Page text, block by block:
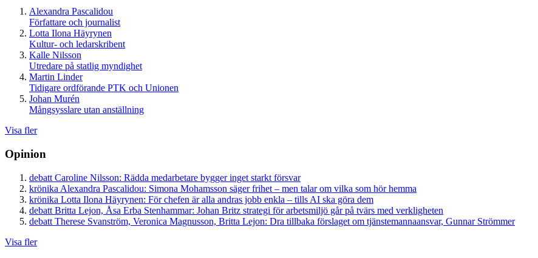
Alexandra Pascalidou
Författare och journalist
Lotta Ilona Häyrynen
Kultur- och ledarskribent
Kalle Nilsson
Utredare på statlig myndighet
Martin Linder
Tidigare ordförande PTK och Unionen
Johan Murén
Mångsysslare utan anställning
Visa fler
Opinion
debatt Caroline Nilsson: Rädda medarbetare bygger inget starkt försvar
krönika Alexandra Pascalidou: Simona Mohamsson säger frihet – men talar om vilka som hör hemma
krönika Lotta Ilona Häyrynen: För chefen är alla andras jobb enkla – tills AI ska göra dem
debatt Britta Lejon, Åsa Erba Stenhammar: Johan Britz strategi för arbetsmiljö går på tvärs med verkligheten
debatt Therese Svanström, Veronica Magnusson, Britta Lejon: Dra tillbaka förslaget om tjänstemannaansvar, Gunnar Strömmer
Visa fler